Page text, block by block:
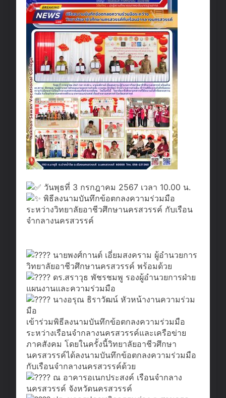
วันพุธที่ 3 กรกฎาคม 2567 เวลา 10.00 น.
พิธีลงนามบันทึกข้อตกลงความร่วมมือ
ระหว่างวิทยาลัยอาชีวศึกษานครสวรรค์ กับเรือน
จำกลางนครสวรรค์
นายพงศ์กานต์ เอี่ยมสงคราม ผู้อำนวยการ
วิทยาลัยอาชีวศึกษานครสวรรค์ พร้อมด้วย
ดร.สราวุธ พัชรชมพู รองผู้อำนวยการฝ่าย
แผนงานและความร่วมมือ
นางอรุณ ธิราวัฒน์ หัวหน้างานความร่วม
มือ
เข้าร่วมพิธีลงนามบันทึกข้อตกลงความร่วมมือ
ระหว่างเรือนจำกลางนครสวรรค์และเครือข่าย
ภาคสังคม โดยในครั้งนี้วิทยาลัยอาชีวศึกษา
นครสวรรค์ได้ลงนามบันทึกข้อตกลงความร่วมมือ
กับเรือนจำกลางนครสวรรค์ด้วย
ณ อาคารอเนกประสงค์ เรือนจำกลาง
นครสวรรค์ จังหวัดนครสวรรค์